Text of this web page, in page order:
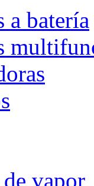
a batería
vapor